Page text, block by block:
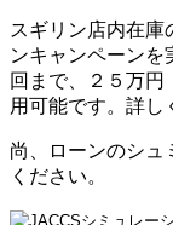
スギリン店内在庫
ンキャンペーンを
回まで、２５万円
用可能です。詳し
尚、ローンのシュ
ください。